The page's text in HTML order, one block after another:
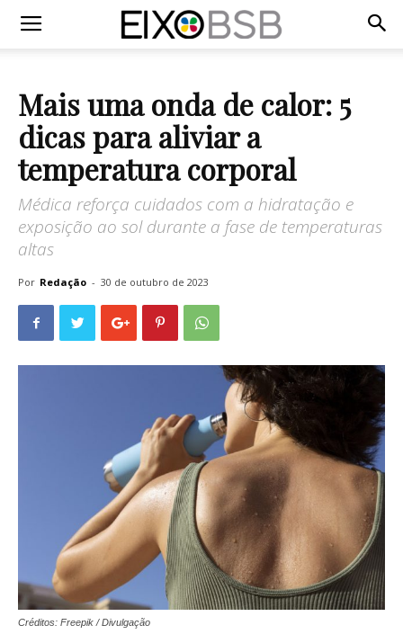
Mais uma onda de calor: 5
dicas para aliviar a
temperatura corporal
Médica reforça cuidados com a hidratação e
exposição ao sol durante a fase de temperaturas
altas
Por Redação - 30 de outubro de 2023
Créditos: Freepik / Divulgação